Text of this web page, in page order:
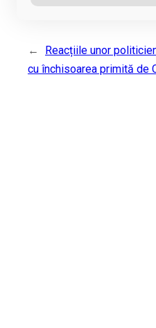
←
Reacțiile unor
cu închisoarea primită de